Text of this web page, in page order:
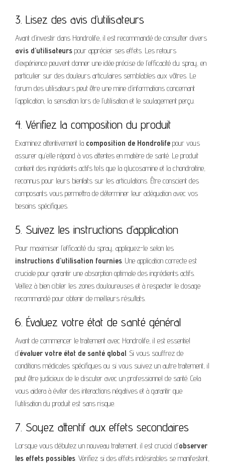
3. Lisez des avis d’utilisateurs
Avant d’investir dans Hondrolife, il est recommandé de consulter divers
avis d’utilisateurs pour apprécier ses effets. Les retours
d’expérience peuvent donner une idée précise de l’efficacité du spray, en
particulier sur des douleurs articulaires semblables aux vôtres. Le
forum des utilisateurs peut être une mine d’informations concernant
l’application, la sensation lors de l’utilisation et le soulagement perçu.
4. Vérifiez la composition du produit
Examinez attentivement la composition de Hondrolife pour vous
assurer qu’elle répond à vos attentes en matière de santé. Le produit
contient des ingrédients actifs tels que la glucosamine et la chondroïtine,
reconnus pour leurs bienfaits sur les articulations. Être conscient des
composants vous permettra de déterminer leur adéquation avec vos
besoins spécifiques.
5. Suivez les instructions d’application
Pour maximiser l’efficacité du spray, appliquez-le selon les
instructions d’utilisation fournies. Une application correcte est
cruciale pour garantir une absorption optimale des ingrédients actifs.
Veillez à bien cibler les zones douloureuses et à respecter le dosage
recommandé pour obtenir de meilleurs résultats.
6. Évaluez votre état de santé général
Avant de commencer le traitement avec Hondrolife, il est essentiel
d’évaluer votre état de santé global. Si vous souffrez de
conditions médicales spécifiques ou si vous suivez un autre traitement, il
peut être judicieux de le discuter avec un professionnel de santé. Cela
vous aidera à éviter des interactions négatives et à garantir que
l’utilisation du produit est sans risque.
7. Soyez attentif aux effets secondaires
Lorsque vous débutez un nouveau traitement, il est crucial d’observer
les effets possibles. Vérifiez si des effets indésirables se manifestent,